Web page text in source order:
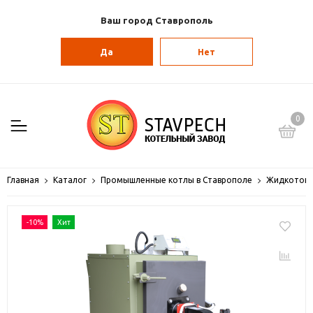
Ваш город Ставрополь
Да Нет
0
Главная Каталог Промышленные котлы в Ставрополе
-10% Хит